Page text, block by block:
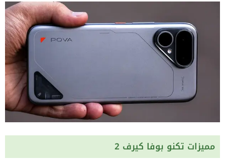
مميزات تكنو بوفا كيرف 2